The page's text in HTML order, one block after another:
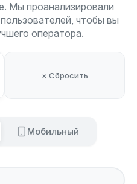
Мы проанализировали
чтобы вы
оператора.
× Сбросить
Мобильный